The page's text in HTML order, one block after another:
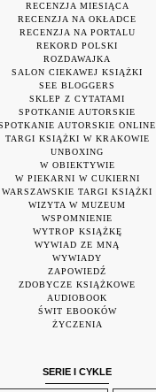
RECENZJA MIESIĄCA
RECENZJA NA OKŁADCE
RECENZJA NA PORTALU
REKORD POLSKI
ROZDAWAJKA
SALON CIEKAWEJ KSIĄŻKI
SEE BLOGGERS
SKLEP Z CYTATAMI
SPOTKANIE AUTORSKIE
AUTORSKIE ONLINE
TARGI KSIĄŻKI W KRAKOWIE
UNBOXING
W OBIEKTYWIE
W PIEKARNI W CUKIERNI
WARSZAWSKIE TARGI KSIĄŻKI
WIZYTA W MUZEUM
WSPOMNIENIE
WYTROP KSIĄŻKĘ
WYWIAD ZE MNĄ
WYWIADY
ZAPOWIEDŹ
ZDOBYCZE KSIĄŻKOWE
AUDIOBOOK
ŚWIT EBOOKÓW
ŻYCZENIA
SERIE I CYKLE